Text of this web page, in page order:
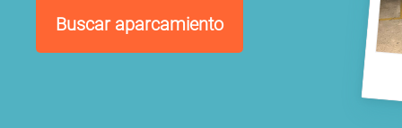
Buscar aparcamiento